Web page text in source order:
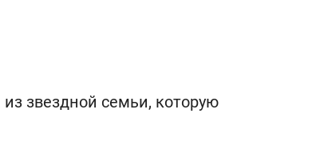
звездной семьи, которую